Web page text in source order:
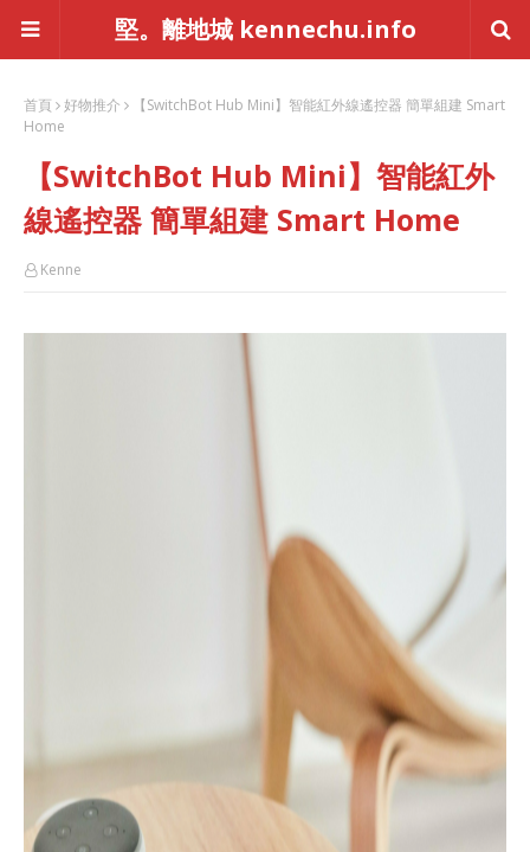
堅。離地城 kennechu.info
首頁 好物推介
【SwitchBot Hub Mini】智能紅外線遙控器 簡單組建 Smart
Home
【SwitchBot Hub Mini】智能紅外
線遙控器 簡單組建 Smart Home
Kenne